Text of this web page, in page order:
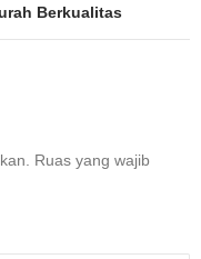
Berkualitas
Ruas yang wajib